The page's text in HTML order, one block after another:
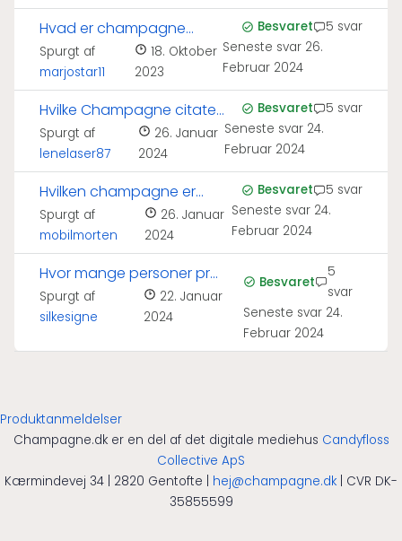
Hvad er champagne
lavet af?
Spurgt af
marjostar11
18. Oktober
2023
Besvaret
5 svar
Seneste svar 26.
Februar 2024
Hvilke Champagne citater
kender I?
Spurgt af
lenelaser87
26. Januar
2024
Besvaret
5 svar
Seneste svar 24.
Februar 2024
Hvilken champagne er
bedst til kaviar?
Spurgt af
mobilmorten
26. Januar
2024
Besvaret
5 svar
Seneste svar 24.
Februar 2024
Hvor mange personer pr
flaske champagne?
Spurgt af
silkesigne
22. Januar
2024
Besvaret
5
svar
Seneste svar 24.
Februar 2024
Produktanmeldelser
Champagne.dk er en del af det digitale mediehus Candyfloss
Collective ApS
Kærmindevej 34 | 2820 Gentofte | hej@champagne.dk | CVR DK-
35855599